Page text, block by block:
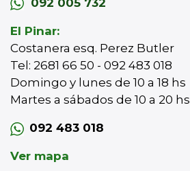
092 005 732
El Pinar:
Costanera esq. Perez Butler
Tel: 2681 66 50 - 092 483 018
Domingo y lunes de 10 a 18 hs
Martes a sábados de 10 a 20 hs
092 483 018
Ver mapa